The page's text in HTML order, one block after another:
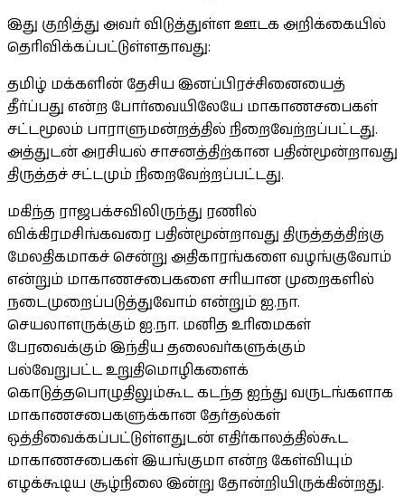
இது குறித்து அவர் விடுத்துள்ள ஊடக அறிக்கையில்
தெரிவிக்கப்பட்டுள்ளதாவது:
தமிழ் மக்களின் தேசிய இனப்பிரச்சினையைத்
தீர்ப்பது என்ற போர்வையிலேயே மாகாணசபைகள்
சட்டமூலம் பாராளுமன்றத்தில் நிறைவேற்றப்பட்டது.
அத்துடன் அரசியல் சாசனத்திற்கான பதின்மூன்றாவது
திருத்தச் சட்டமும் நிறைவேற்றப்பட்டது.
மகிந்த ராஜபக்சவிலிருந்து ரணில்
விக்கிரமசிங்கவரை பதின்மூன்றாவது திருத்தத்திற்கு
மேலதிகமாகச் சென்று அதிகாரங்களை வழங்குவோம்
என்றும் மாகாணசபைகளை சரியான முறைகளில்
நடைமுறைப்படுத்துவோம் என்றும் ஐ.நா.
செயலாளருக்கும் ஐ.நா. மனித உரிமைகள்
பேரவைக்கும் இந்திய தலைவர்களுக்கும்
பல்வேறுபட்ட உறுதிமொழிகளைக்
கொடுத்தபொழுதிலும்கூட கடந்த ஐந்து வருடங்களாக
மாகாணசபைகளுக்கான தேர்தல்கள்
ஒத்திவைக்கப்பட்டுள்ளதுடன் எதிர்காலத்தில்கூட
மாகாணசபைகள் இயங்குமா என்ற கேள்வியும்
எழக்கூடிய சூழ்நிலை இன்று தோன்றியிருக்கின்றது.